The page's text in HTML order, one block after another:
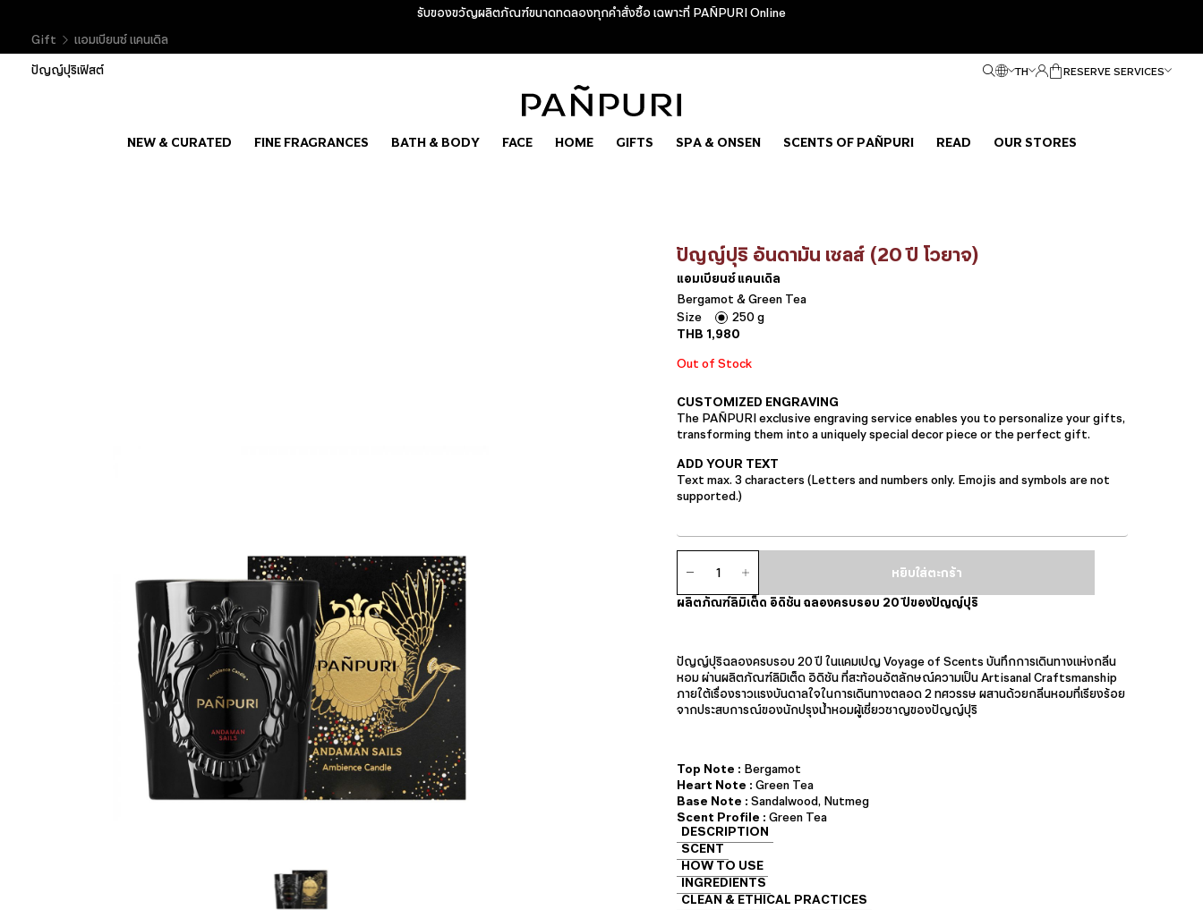
รับของขวัญผลิตภัณฑ์ขนาดทดลองทุกคำสั่งซื้อ เฉพาะที่ PAÑPURI Online
Gift
แอมเบียนซ์ แคนเดิล
ปัญญ์ปุริเฟิสต์
TH RESERVE SERVICES
NEW & CURATED FINE FRAGRANCES BATH & BODY FACE HOME GIFTS SPA & ONSEN SCENTS OF PAÑPURI READ OUR STORES
ปัญญ์ปุริ อันดามัน เซลส์ (20 ปี โวยาจ)
แอมเบียนซ์ แคนเดิล
Bergamot & Green Tea
Size
250 g
THB 1,980
Out of Stock
CUSTOMIZED ENGRAVING
The PAÑPURI exclusive engraving service enables you to personalize your gifts,
transforming them into a uniquely special decor piece or the perfect gift.
ADD YOUR TEXT
Text max. 3 characters (Letters and numbers only. Emojis and symbols are not
supported.)
จำนวน
แอ
เบียน
เดิล
ชิ้น
หยิบใส่ตะกร้า
ผลิตภัณฑ์ลิมิเต็ด อิดิชัน ฉลองครบรอบ 20 ปีของปัญญ์ปุริ
ปัญญ์ปุริฉลองครบรอบ 20 ปี ในแคมเปญ Voyage of Scents บันทึกการเดินทางแห่งกลิ่น
หอม ผ่านผลิตภัณฑ์ลิมิเต็ด อิดิชัน ที่สะท้อนอัตลักษณ์ความเป็น Artisanal Craftsmanship
ภายใต้เรื่องราวแรงบันดาลใจในการเดินทางตลอด 2 ทศวรรษ ผสานด้วยกลิ่นหอมที่เรียงร้อย
จากประสบการณ์ของนักปรุงน้ำหอมผู้เชี่ยวชาญของปัญญ์ปุริ
Top Note : Bergamot
Heart Note :Green Tea
Base Note :Sandalwood, Nutmeg
Scent Profile :Green Tea
DESCRIPTION
SCENT
HOW TO USE
INGREDIENTS
CLEAN & ETHICAL PRACTICES